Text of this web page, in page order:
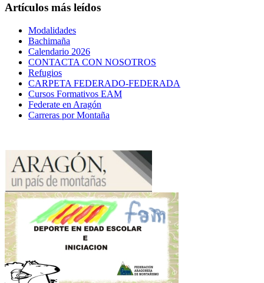
Artículos más leídos
Modalidades
Bachimaña
Calendario 2026
CONTACTA CON NOSOTROS
Refugios
CARPETA FEDERADO-FEDERADA
Cursos Formativos EAM
Federate en Aragón
Carreras por Montaña